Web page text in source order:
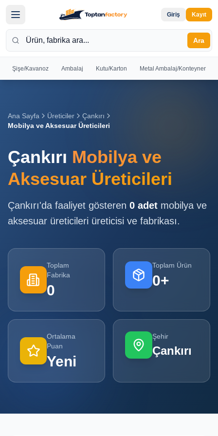
Giriş Kayıt
Ara
Şişe/Kavanoz Ambalaj Kutu/Karton Metal Ambalaj/Konteyner
Giriş yapın
veya kayıt
olun
Giriş
Kayıt
Ana
Tüm
Ürünler
POPÜLER
KATEGORILER
Şişe ve Kavanoz Üreticileri
Ambalaj Üreticileri
Ana Sayfa Üreticiler
Çankırı
Mobilya ve Aksesuar Üreticileri
Çankırı Mobilya ve
Aksesuar Üreticileri
Çankırı'da faaliyet gösteren 0 adet mobilya ve
aksesuar üreticileri üreticisi ve fabrikası.
Toplam
Fabrika
0
Toplam Ürün
0+
Ortalama
Puan
Yeni
Şehir
Çankırı